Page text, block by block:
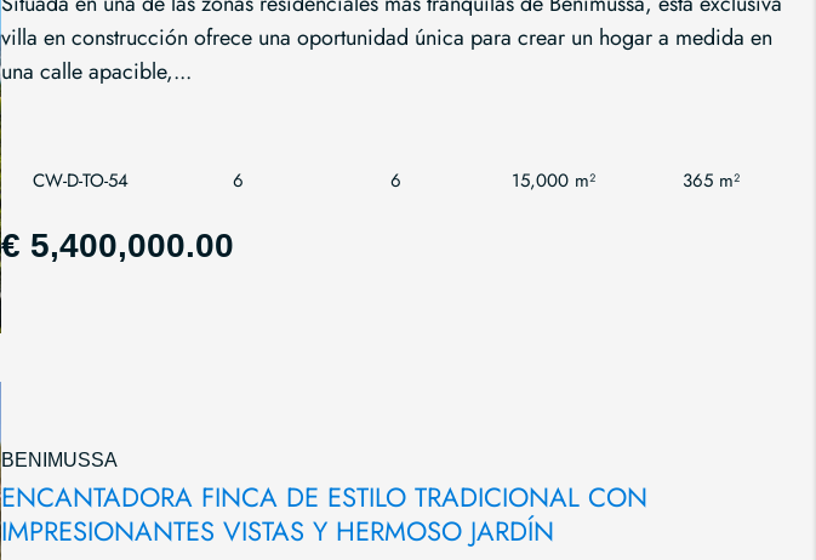
villa en construcción ofrece una oportunidad única para crear un hogar a medida en
una calle apacible,...
CW-D-TO-54 6 6 15,000 m² 365 m²
€ 5,400,000.00
BENIMUSSA
ENCANTADORA FINCA DE ESTILO TRADICIONAL CON
IMPRESIONANTES VISTAS Y HERMOSO JARDÍN